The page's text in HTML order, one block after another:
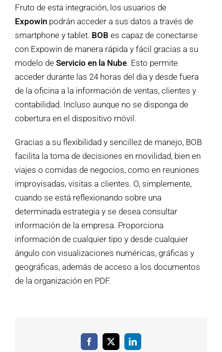
Fruto de esta integración, los usuarios de
Expowin podrán acceder a sus datos a través de
smartphone y tablet. BOB es capaz de conectarse
con Expowin de manera rápida y fácil gracias a su
modelo de Servicio en la Nube. Esto permite
acceder durante las 24 horas del día y desde fuera
de la oficina a la información de ventas, clientes y
contabilidad. Incluso aunque no se disponga de
cobertura en el dispositivo móvil.
Gracias a su flexibilidad y sencillez de manejo, BOB
facilita la toma de decisiones en movilidad, bien en
viajes o comidas de negocios, como en reuniones
improvisadas, visitas a clientes. O, simplemente,
cuando se está reflexionando sobre una
determinada estrategia y se desea consultar
información de la empresa. Proporciona
información de cualquier tipo y desde cualquier
ángulo con visualizaciones numéricas, gráficas y
geográficas, además de acceso a los documentos
de la organización en PDF.
Facebook
X LinkedIn